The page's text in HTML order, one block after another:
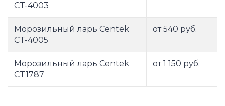
CT-4003
Морозильный ларь Centek
CT-4005
от 540 руб.
Морозильный ларь Centek
CT1787
от 1 150 руб.